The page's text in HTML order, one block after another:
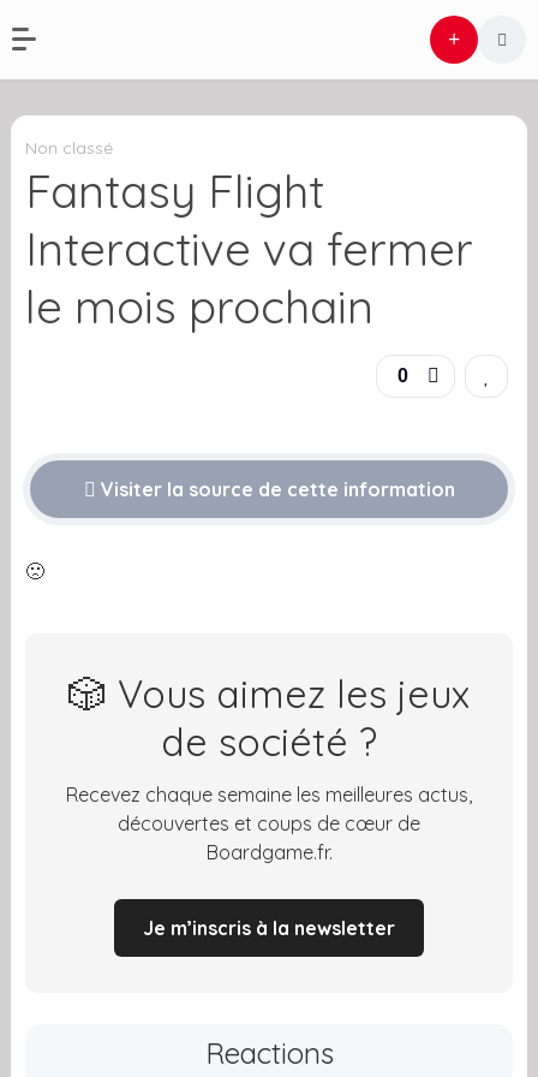
Non classé
Fantasy Flight
Interactive va fermer
le mois prochain
0
Visiter la source de cette information
🙁
🎲 Vous aimez les jeux
de société ?
Recevez chaque semaine les meilleures actus,
découvertes et coups de cœur de
Boardgame.fr.
Je m’inscris à la newsletter
Reactions